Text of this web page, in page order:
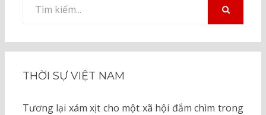
kiếm
THỜI SỰ VIỆT NAM
Tương lại xám xịt cho một xã hội đắm chìm trong